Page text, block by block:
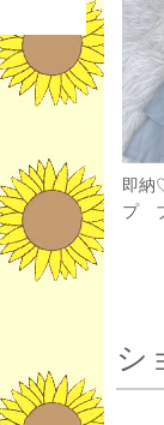
即納
プ
シ